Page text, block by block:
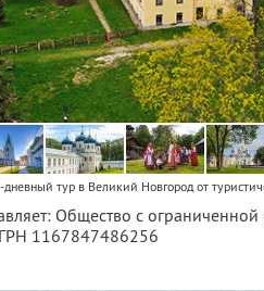
дневный тур в Великий Новгород от
Общество с
1167847486256